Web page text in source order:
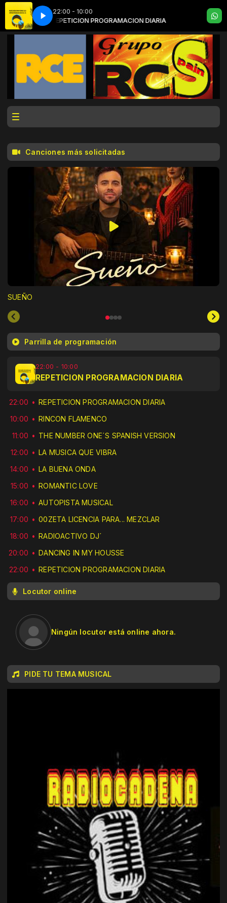
22:00 - 10:00
REPETICION PROGRAMACION DIARIA
Canciones más solicitadas
SUEÑO
Parrilla de programación
22:00 - 10:00
REPETICION PROGRAMACION DIARIA
22:00
REPETICION PROGRAMACION DIARIA
10:00
RINCON FLAMENCO
11:00
THE NUMBER ONE´S SPANISH VERSION
12:00
LA MUSICA QUE VIBRA
14:00
LA BUENA ONDA
15:00
ROMANTIC LOVE
16:00
AUTOPISTA MUSICAL
17:00
00ZETA LICENCIA PARA... MEZCLAR
18:00
RADIOACTIVO DJ´
20:00
DANCING IN MY HOUSSE
22:00
REPETICION PROGRAMACION DIARIA
Locutor online
Ningún locutor está online ahora.
PIDE TU TEMA MUSICAL